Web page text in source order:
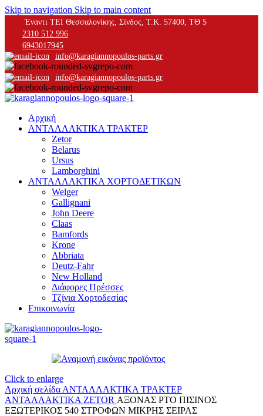
Skip to navigation Skip to main content
Έναντι ΤΕΙ Θεσσαλονίκης, Σίνδος, Τ.Κ. 57400, ΤΘ 5
2310 512 996
6943017945
info@karagiannopoulos-parts.gr
info@karagiannopoulos-parts.gr
Αρχική
ΑΝΤΑΛΛΑΚΤΙΚΑ ΤΡΑΚΤΕΡ
Zetor
Belarus
Ursus
Lamborghini
ΑΝΤΑΛΛΑΚΤΙΚΑ ΧΟΡΤΟΔΕΤΙΚΩΝ
Welger
Gallignani
John Deere
Claas
Bamfords
Krone
Abbriata
Deutz-Fahr
New Holland
Διάφορες Πρέσσες
Τζίνια Χορτοδεσίας
Επικοινωνία
Click to enlarge
Αρχική σελίδα ΑΝΤΑΛΛΑΚΤΙΚΑ ΤΡΑΚΤΕΡ
ΑΝΤΑΛΛΑΚΤΙΚΑ ZETOR ΑΞΟΝΑΣ ΡΤΟ ΠΙΣΙΝΟΣ
ΕΞΩΤΕΡΙΚΟΣ 540 ΣΤΡΟΦΩΝ ΜΙΚΡΗΣ ΣΕΙΡΑΣ